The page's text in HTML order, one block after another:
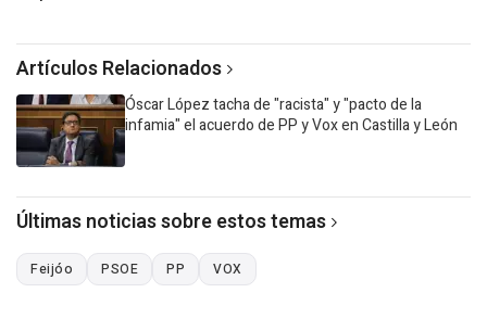
Artículos Relacionados
Óscar López tacha de "racista" y "pacto de la
infamia" el acuerdo de PP y Vox en Castilla y León
Últimas noticias sobre estos temas
Feijóo PSOE PP VOX